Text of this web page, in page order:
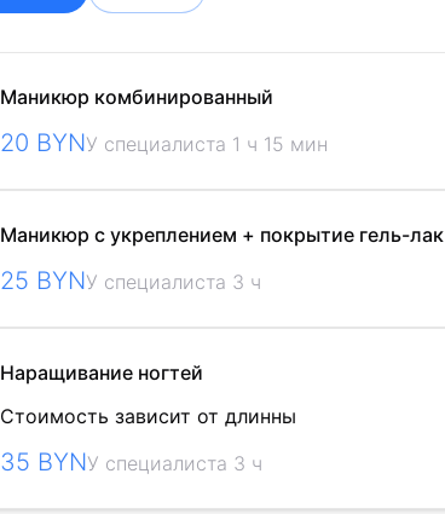
Маникюр комбинированный
20 BYNУ специалиста 1 ч 15 мин
Маникюр с укреплением + покрытие гель-лак
25 BYNУ специалиста 3 ч
Наращивание ногтей
Стоимость зависит от длинны
35 BYNУ специалиста 3 ч